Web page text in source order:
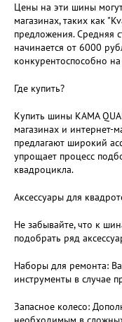
Цены на эти шины
магазинах, таких как
предложения. Средняя
начинается от 6000
конкурентоспособно
Где купить?
Купить шины KAMA
магазинах и интернет-
предлагают широкий
упрощает процесс
квадроцикла.
Аксессуары для
Не забывайте, что к
подобрать ряд
Наборы для ремонта:
инструменты в случае
Запасное колесо: